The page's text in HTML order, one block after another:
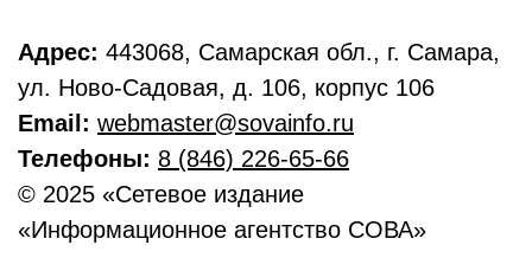
Адрес: 443068, Самарская обл., г. Самара,
ул. Ново-Садовая, д. 106, корпус 106
Email: webmaster@sovainfo.ru
Телефоны: 8 (846) 226-65-66
© 2025 «Сетевое издание
«Информационное агентство СОВА»